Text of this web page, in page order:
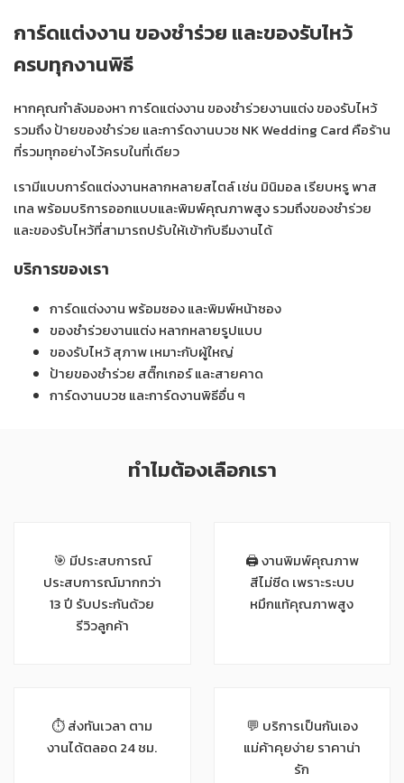
การ์ดแต่งงาน ของชำร่วย และของรับไหว้
ครบทุกงานพิธี
หากคุณกำลังมองหา การ์ดแต่งงาน ของชำร่วยงานแต่ง ของรับไหว้
รวมถึง ป้ายของชำร่วย และการ์ดงานบวช NK Wedding Card คือร้าน
ที่รวมทุกอย่างไว้ครบในที่เดียว
เรามีแบบการ์ดแต่งงานหลากหลายสไตล์ เช่น มินิมอล เรียบหรู พาส
เทล พร้อมบริการออกแบบและพิมพ์คุณภาพสูง รวมถึงของชำร่วย
และของรับไหว้ที่สามารถปรับให้เข้ากับธีมงานได้
บริการของเรา
การ์ดแต่งงาน พร้อมซอง และพิมพ์หน้าซอง
ของชำร่วยงานแต่ง หลากหลายรูปแบบ
ของรับไหว้ สุภาพ เหมาะกับผู้ใหญ่
ป้ายของชำร่วย สติ๊กเกอร์ และสายคาด
การ์ดงานบวช และการ์ดงานพิธีอื่น ๆ
ทำไมต้องเลือกเรา
🎯 มีประสบการณ์
ประสบการณ์มากกว่า
13 ปี รับประกันด้วย
รีวิวลูกค้า
🖨 งานพิมพ์คุณภาพ
สีไม่ซีด เพราะระบบ
หมึกแท้คุณภาพสูง
⏱ ส่งทันเวลา ตาม
งานได้ตลอด 24 ชม.
💬 บริการเป็นกันเอง
แม่ค้าคุยง่าย ราคาน่า
รัก